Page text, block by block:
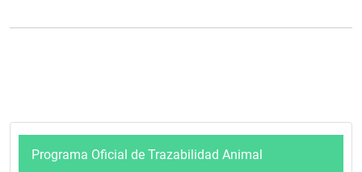
Programa Oficial de Trazabilidad Animal